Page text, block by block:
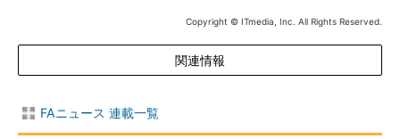
Copyright © ITmedia, Inc. All Rights Reserved.
関連情報
FAニュース 連載一覧